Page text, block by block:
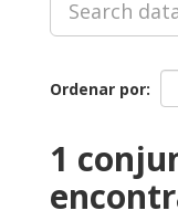
Ordenar por
1